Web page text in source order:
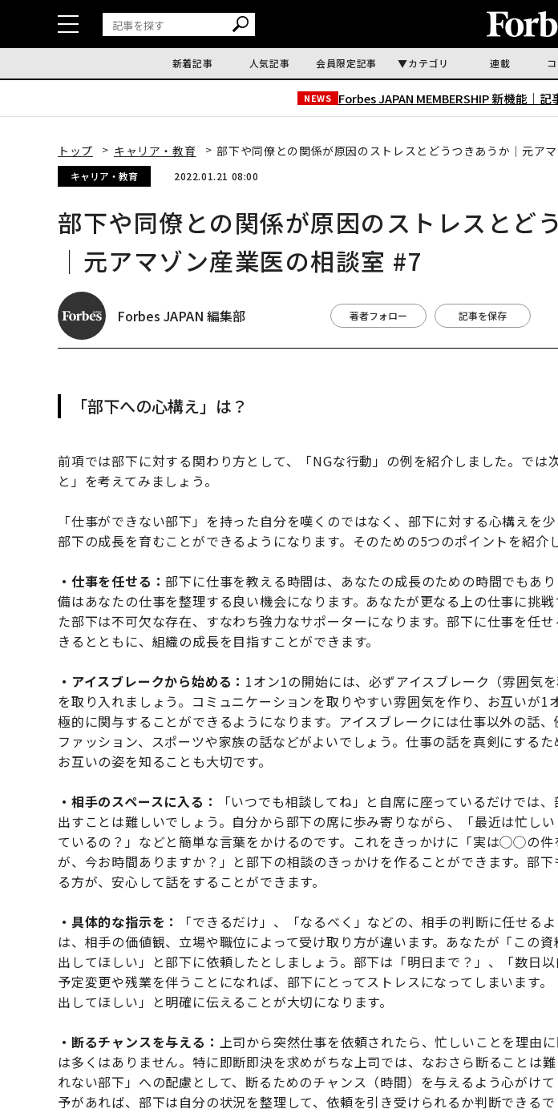
新着記事 人気記事 会員限定記事 カテゴリ 連載
NEWS Forbes JAPAN MEMBERSHIP 新機能｜ 記
トップ キャリア・教育 部下や同僚との関係が原因のストレスとどうつきあうか｜元ア
キャリア・教育 2022.01.21 08:00
部下や同僚との関係が原因のストレスとど
｜元アマゾン産業医の相談室 #7
Forbes JAPAN 編集部 著者フォロー 記事を保存
「部下への心構え」は？
前項では部下に対する関わり方として、「NGな行動」の例を紹介しました。では
と」を考えてみましょう。
「仕事ができない部下」を持った自分を嘆くのではなく、部下に対する心構えを少
部下の成長を育むことができるようになります。そのための5つのポイントを紹介し
・仕事を任せる：部下に仕事を教える時間は、あなたの成長のための時間でもあ
備はあなたの仕事を整理する良い機会になります。あなたが更なる上の仕事に挑
た部下は不可欠な存在、すなわち強力なサポーターになります。部下に仕事を任
きるとともに、組織の成長を目指すことができます。
・アイスブレークから始める： 1オン1の開始には、必ずアイスブレーク（雰囲気を
を取り入れましょう。コミュニケーションを取りやすい雰囲気を作り、お互いが1
極的に関与することができるようになります。アイスブレークには仕事以外の話、
ファッション、スポーツや家族の話などがよいでしょう。仕事の話を真剣にする
お互いの姿を知ることも大切です。
・相手のスペースに入る：
「いつでも相談してね」と自席に座っているだけでは
出すことは難しいでしょう。自分から部下の席に歩み寄りながら、「最近は忙し
ているの？」などと簡単な言葉をかけるのです。これをきっかけに「実は◯◯の件
が、今お時間ありますか？」と部下の相談のきっかけを作ることができます。部
る方が、安心して話をすることができます。
・具体的な指示を：
「できるだけ」、「なるべく」などの、相手の判断に任せる
は、相手の価値観、立場や職位によって受け取り方が違います。あなたが「この
出してほしい」と部下に依頼したとしましょう。部下は「明日まで？」、「数日以
予定変更や残業を伴うことになれば、部下にとってストレスになってしまいます
出してほしい」と明確に伝えることが大切になります。
・断るチャンスを与える： 上司から突然仕事を依頼されたら、忙しいことを理由
は多くはありません。特に即断即決を求めがちな上司では、なおさら断ることは
れない部下」への配慮として、断るためのチャンス（時間）を与えるよう心がけ
予があれば、部下は自分の状況を整理して、依頼を引き受けられるか判断できるで